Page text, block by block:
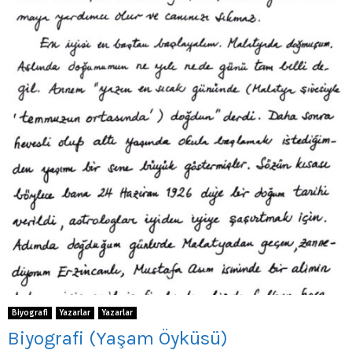
Biyografi Yazarlar Yazarlar
Biyografi (Yaşam Öyküsü)